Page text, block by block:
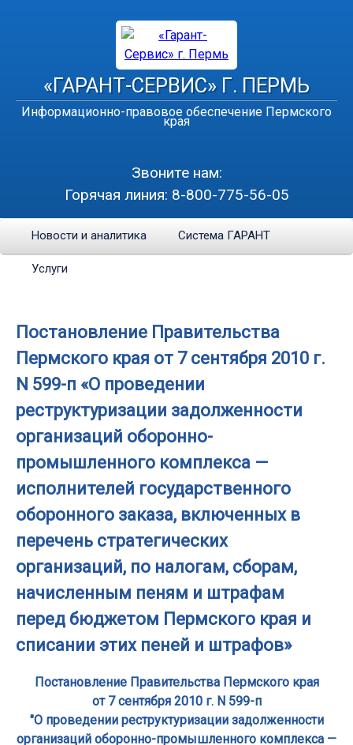
«ГАРАНТ-СЕРВИС» Г. ПЕРМЬ
Информационно-правовое обеспечение Пермского
края
Звоните нам:
Горячая линия: 8-800-775-56-05
Новости и аналитика Система ГАРАНТ
Услуги
Постановление Правительства
Пермского края от 7 сентября 2010 г.
N 599-п «О проведении
реструктуризации задолженности
организаций оборонно-
промышленного комплекса —
исполнителей государственного
оборонного заказа, включенных в
перечень стратегических
организаций, по налогам, сборам,
начисленным пеням и штрафам
перед бюджетом Пермского края и
списании этих пеней и штрафов»
Постановление Правительства Пермского края
от 7 сентября 2010 г. N 599-п
"О проведении реструктуризации задолженности
организаций оборонно-промышленного комплекса —